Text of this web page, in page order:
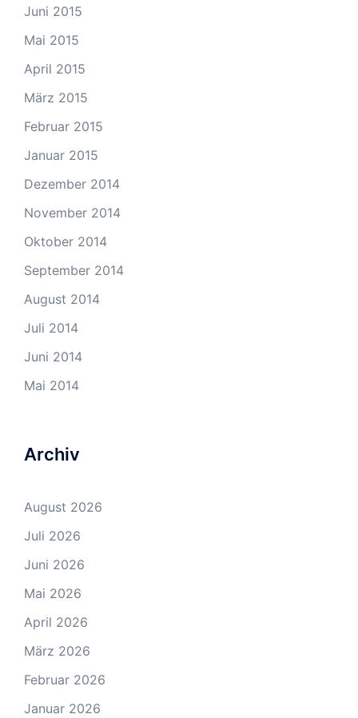
Juni 2015
Mai 2015
April 2015
März 2015
Februar 2015
Januar 2015
Dezember 2014
November 2014
Oktober 2014
September 2014
August 2014
Juli 2014
Juni 2014
Mai 2014
Archiv
August 2026
Juli 2026
Juni 2026
Mai 2026
April 2026
März 2026
Februar 2026
Januar 2026